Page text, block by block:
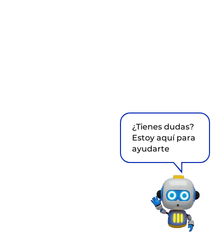
¿Tienes dudas?
Estoy aquí para
ayudarte